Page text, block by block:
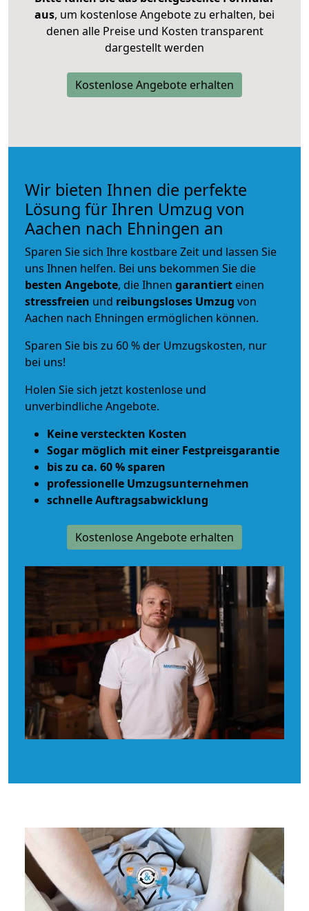
aus, um kostenlose Angebote zu erhalten, bei
denen alle Preise und Kosten transparent
dargestellt werden
Kostenlose Angebote erhalten
Wir bieten Ihnen die perfekte
Lösung für Ihren Umzug von
Aachen nach Ehningen an
Sparen Sie sich Ihre kostbare Zeit und lassen Sie
uns Ihnen helfen. Bei uns bekommen Sie die
besten Angebote, die Ihnen garantiert einen
stressfreien und reibungsloses Umzug von
Aachen nach Ehningen ermöglichen können.
Sparen Sie bis zu 60 % der Umzugskosten, nur
bei uns!
Holen Sie sich jetzt kostenlose und
unverbindliche Angebote.
Keine versteckten Kosten
Sogar möglich mit einer Festpreisgarantie
bis zu ca. 60 % sparen
professionelle Umzugsunternehmen
schnelle Auftragsabwicklung
Kostenlose Angebote erhalten